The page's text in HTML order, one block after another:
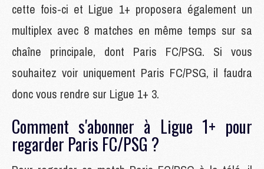
cette fois-ci et Ligue 1+ proposera également un
multiplex avec 8 matches en même temps sur sa
chaîne principale, dont Paris FC/PSG. Si vous
souhaitez voir uniquement Paris FC/PSG, il faudra
donc vous rendre sur Ligue 1+ 3.
Comment s'abonner à Ligue 1+ pour
regarder Paris FC/PSG ?